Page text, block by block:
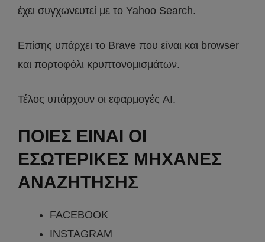
έχει συγχωνευτεί με το Yahoo Search.
Επίσης υπάρχει το Brave που είναι και browser
και πορτοφόλι κρυπτονομισμάτων.
Τέλος υπάρχουν οι εφαρμογές AI.
ΠΟΙΕΣ ΕΙΝΑΙ ΟΙ
ΕΣΩΤΕΡΙΚΕΣ ΜΗΧΑΝΕΣ
ΑΝΑΖΗΤΗΣΗΣ
FACEBOOK
INSTAGRAM